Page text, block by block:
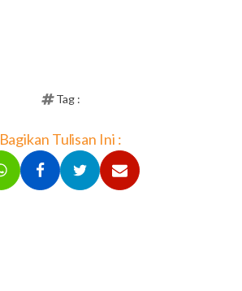
Tag :
Bagikan Tulisan Ini :